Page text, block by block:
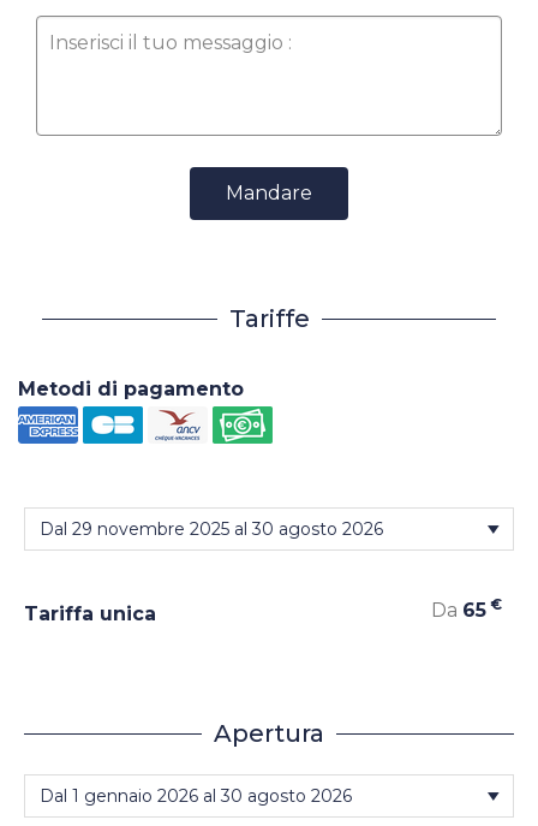
Mandare
Tariffe
Metodi di pagamento
Tariffa unica Da 65 €
Apertura